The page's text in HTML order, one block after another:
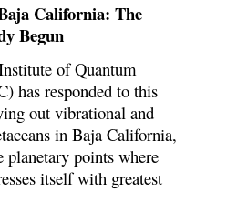
California: The
Begun
of Quantum
has responded to this
out vibrational and
in Baja California,
points where
itself with greatest